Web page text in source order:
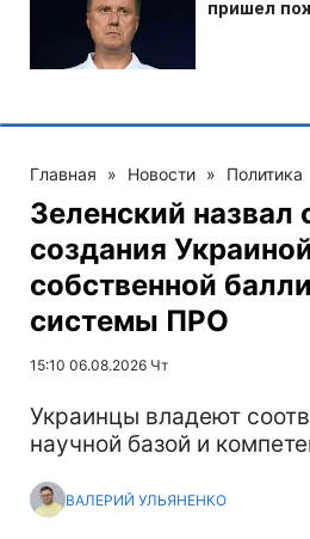
Главная » Новости » Политика
Зеленский назвал
создания
собственной
системы ПРО
15:10 06.08.2026 Чт
Украинцы владеют
научной базой и
ВАЛЕРИЙ УЛЬЯНЕНКО